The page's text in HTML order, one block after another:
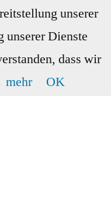
unserer
Dienste
dass wir
mehr OK